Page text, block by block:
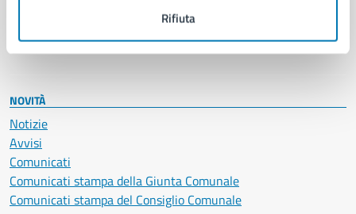
Rifiuta
Vita lavorativa
NOVITÀ
Notizie
Avvisi
Comunicati
Comunicati stampa della Giunta Comunale
Comunicati stampa del Consiglio Comunale